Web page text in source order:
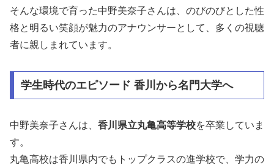
そんな環境で育った中野美奈子さんは、のびのびとした性
格と明るい笑顔が魅力のアナウンサーとして、多くの視聴
者に親しまれています。
学生時代のエピソード 香川から名門大学へ
中野美奈子さんは、 香川県立丸亀高等学校を卒業していま
す。
丸亀高校は香川県内でもトップクラスの進学校で、学力の